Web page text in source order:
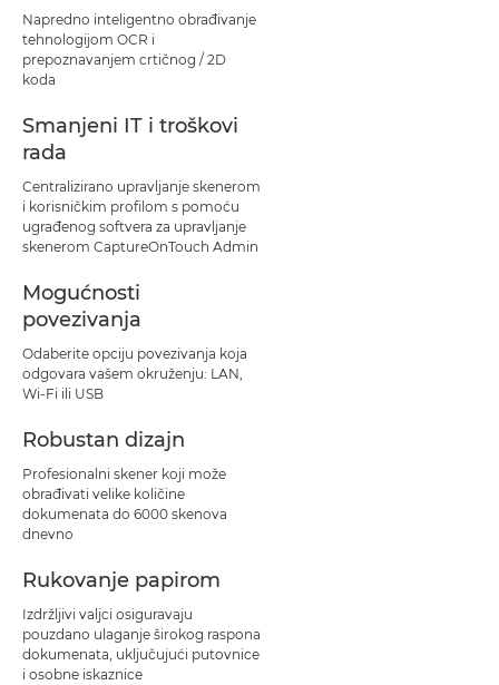
Napredno inteligentno obrađivanje
tehnologijom OCR i
prepoznavanjem crtičnog / 2D
koda
Smanjeni IT i troškovi
rada
Centralizirano upravljanje skenerom
i korisničkim profilom s pomoću
ugrađenog softvera za upravljanje
skenerom CaptureOnTouch Admin
Mogućnosti
povezivanja
Odaberite opciju povezivanja koja
odgovara vašem okruženju: LAN,
Wi-Fi ili USB
Robustan dizajn
Profesionalni skener koji može
obrađivati velike količine
dokumenata do 6000 skenova
dnevno
Rukovanje papirom
Izdržljivi valjci osiguravaju
pouzdano ulaganje širokog raspona
dokumenata, uključujući putovnice
i osobne iskaznice